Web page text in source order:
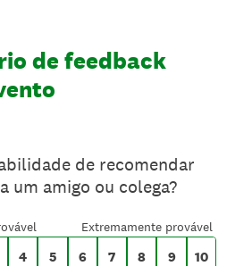
de feedback
de 0 a 10,de recomendar
um amigo ou colega?
Extremamente provável
4 5 6 7 8 9 10